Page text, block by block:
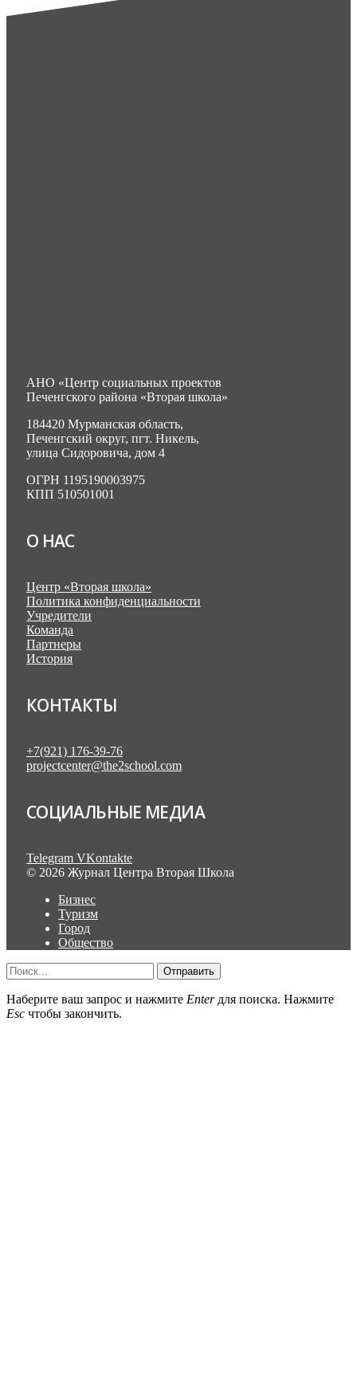
АНО «Центр социальных проектов
Печенгского района «Вторая школа»
184420 Мурманская область,
Печенгский округ, пгт. Никель,
улица Сидоровича, дом 4
ОГРН 1195190003975
КПП 510501001
О НАС
Центр «Вторая школа»
Политика конфиденциальности
Учредители
Команда
Партнеры
История
КОНТАКТЫ
+7(921) 176-39-76
projectcenter@the2school.com
СОЦИАЛЬНЫЕ МЕДИА
Telegram VKontakte
© 2026 Журнал Центра Вторая Школа
Бизнес
Туризм
Город
Общество
Отправить
Наберите ваш запрос и нажмите Enterдля поиска. Нажмите
Esc чтобы закончить.